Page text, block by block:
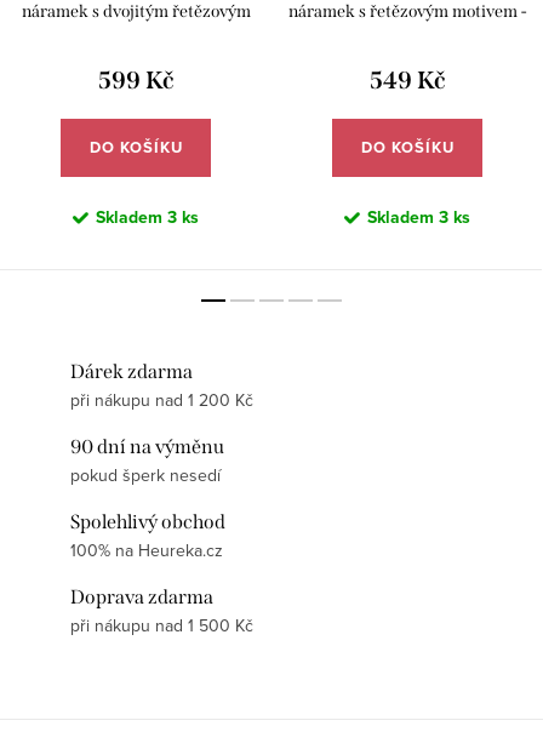
náramek s dvojitým řetězovým
599 Kč
DO KOŠÍKU
Skladem 3 ks
náramek s řetězovým motivem -
549 Kč
DO KOŠÍKU
Skladem 3 ks
Dárek zdarma
při nákupu nad 1 200 Kč
90 dní na výměnu
pokud šperk nesedí
Spolehlivý obchod
100% na Heureka.cz
Doprava zdarma
při nákupu nad 1 500 Kč